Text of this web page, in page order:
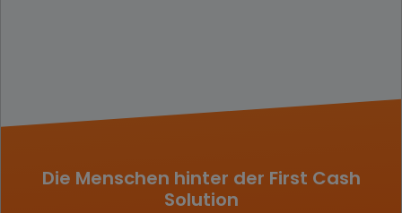
Die Menschen hinter der First Cash
Solution